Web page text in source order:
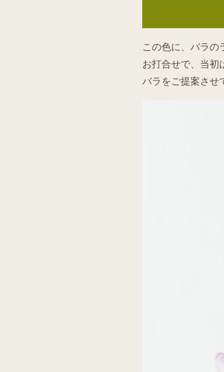
この色に、バラの
お打合せで、当初
バラをご提案させ